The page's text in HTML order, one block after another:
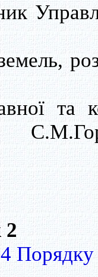
та
2
Порядку